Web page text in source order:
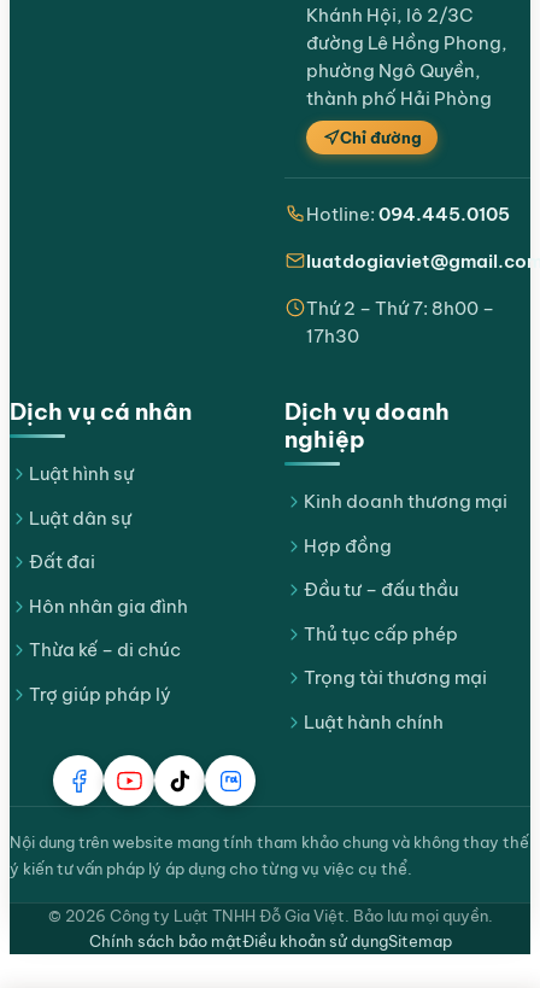
Dịch vụ cá nhân
Luật hình sự
Luật dân sự
Đất đai
Hôn nhân gia đình
Thừa kế – di chúc
Trợ giúp pháp lý
Dịch vụ doanh
nghiệp
Kinh doanh thương mại
Hợp đồng
Đầu tư – đấu thầu
Thủ tục cấp phép
Trọng tài thương mại
Luật hành chính
Khánh Hội, lô 2/3C
đường Lê Hồng Phong,
phường Ngô Quyền,
thành phố Hải Phòng
Chỉ đường
Hotline: 094.445.0105
Thứ 2 – Thứ 7: 8h00 –
17h30
Nội dung trên website mang tính tham khảo chung và không thay thế
ý kiến tư vấn pháp lý áp dụng cho từng vụ việc cụ thể.
© 2026 Công ty Luật TNHH Đỗ Gia Việt. Bảo lưu mọi quyền.
Chính sách bảo mậtĐiều khoản sử dụngSitemap